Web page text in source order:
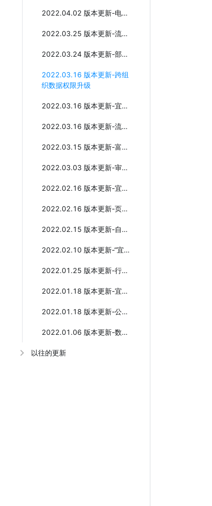
2022.04.02 版本更新-电子签章插件 全新发布
2022.03.25 版本更新-流程提交预览功能
2022.03.24 版本更新-部门自动授权管理
2022.03.16 版本更新-跨组
织数据权限升级
2022.03.16 版本更新-宜搭平台管理体验升级
2022.03.16 版本更新-流程超时处理规则全新升级
2022.03.15 版本更新-富文本/图文组件全新升级
2022.03.03 版本更新-审批流程分析（BPA）
2022.02.16 版本更新-宜搭搜索能力升级
2022.02.16 版本更新-页面快捷消息
2022.02.15 版本更新-自定义组件发布
2022.02.10 版本更新-“宜搭码”全新发布
2022.01.25 版本更新-行业通讯录数据权限升级
2022.01.18 版本更新-宜搭酷应用工厂全新发布
2022.01.18 版本更新-公式体验全新升级
2022.01.06 版本更新-数据源能力提升
以往的更新